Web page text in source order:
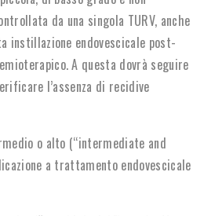
da una singola TURV, anche
instillazione endovescicale post-
A questa dovrà seguire
l’assenza di recidive
o alto (“intermediate and
a trattamento endovescicale